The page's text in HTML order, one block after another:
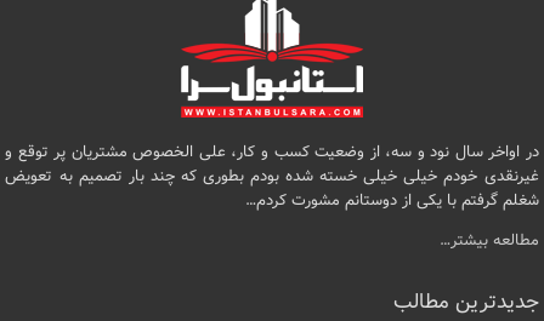
در اواخر سال نود و سه، از وضعیت کسب و کار، علی الخصوص مشتریان پر توقع و
غیرنقدی خودم خیلی خیلی خسته شده بودم بطوری که چند بار تصمیم به تعویض
شغلم گرفتم با یکی از دوستانم مشورت کردم…
مطالعه بیشتر…
جدیدترین مطالب